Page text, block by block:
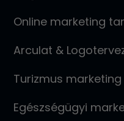
Online marketing
Arculat &
Turizmus marketing
Egészségügyi